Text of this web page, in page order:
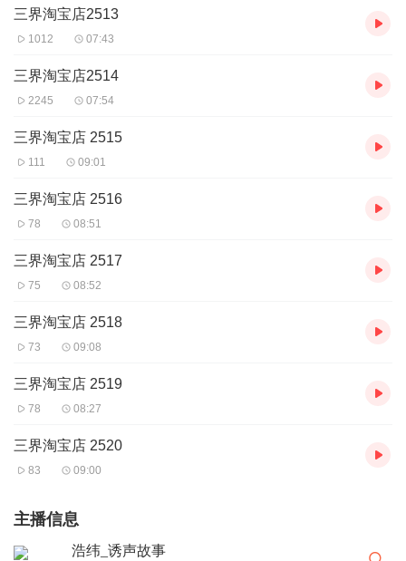
三界淘宝店2513
1012 07:43
三界淘宝店2514
2245 07:54
三界淘宝店 2515
111 09:01
三界淘宝店 2516
78 08:51
三界淘宝店 2517
75 08:52
三界淘宝店 2518
73 09:08
三界淘宝店 2519
78 08:27
三界淘宝店 2520
83 09:00
主播信息
浩纬_诱声故事